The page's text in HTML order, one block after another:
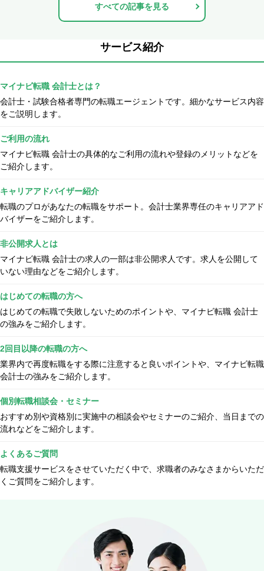
すべての記事を見る
サービス紹介
マイナビ転職 会計士とは？
会計士・試験合格者専門の転職エージェントです。細かなサービス内容
をご説明します。
ご利用の流れ
マイナビ転職 会計士の具体的なご利用の流れや登録のメリットなどを
ご紹介します。
キャリアアドバイザー紹介
転職のプロがあなたの転職をサポート。会計士業界専任のキャリアアド
バイザーをご紹介します。
非公開求人とは
マイナビ転職 会計士の求人の一部は非公開求人です。求人を公開して
いない理由などをご紹介します。
はじめての転職の方へ
はじめての転職で失敗しないためのポイントや、マイナビ転職 会計士
の強みをご紹介します。
2回目以降の転職の方へ
業界内で再度転職をする際に注意すると良いポイントや、マイナビ転職
会計士の強みをご紹介します。
個別転職相談会・セミナー
おすすめ別や資格別に実施中の相談会やセミナーのご紹介、当日までの
流れなどをご紹介します。
よくあるご質問
転職支援サービスをさせていただく中で、求職者のみなさまからいただ
くご質問をご紹介します。